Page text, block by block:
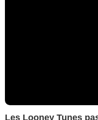
Les Looney Tunes